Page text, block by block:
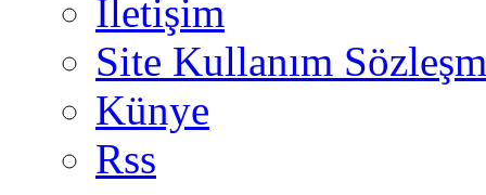
İletişim
Site Kullanım
Künye
Rss